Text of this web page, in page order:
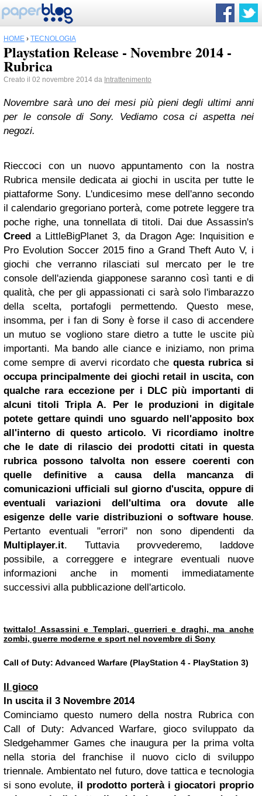
HOME › TECNOLOGIA
Playstation Release - Novembre 2014 -
Rubrica
Creato il 02 novembre 2014 da Intrattenimento
Novembre sarà uno dei mesi più pieni degli ultimi anni
per le console di Sony. Vediamo cosa ci aspetta nei
negozi.
Rieccoci con un nuovo appuntamento con la nostra
Rubrica mensile dedicata ai giochi in uscita per tutte le
piattaforme Sony. L'undicesimo mese dell'anno secondo
il calendario gregoriano porterà, come potrete leggere tra
poche righe, una tonnellata di titoli. Dai due Assassin's
Creed a LittleBigPlanet 3, da Dragon Age: Inquisition e
Pro Evolution Soccer 2015 fino a Grand Theft Auto V, i
giochi che verranno rilasciati sul mercato per le tre
console dell'azienda giapponese saranno così tanti e di
qualità, che per gli appassionati ci sarà solo l'imbarazzo
della scelta, portafogli permettendo. Questo mese,
insomma, per i fan di Sony è forse il caso di accendere
un mutuo se vogliono stare dietro a tutte le uscite più
importanti. Ma bando alle ciance e iniziamo, non prima
come sempre di avervi ricordato chequesta rubrica si
occupa principalmente dei giochi retail in uscita, con
qualche rara eccezione per i DLC più importanti di
alcuni titoli Tripla A. Per le produzioni in digitale
potete gettare quindi uno sguardo nell'apposito box
all'interno di questo articolo. Vi ricordiamo inoltre
che le date di rilascio dei prodotti citati in questa
rubrica possono talvolta non essere coerenti con
quelle definitive a causa della mancanza di
comunicazioni ufficiali sul giorno d'uscita, oppure di
eventuali variazioni dell'ultima ora dovute alle
esigenze delle varie distribuzioni o software house.
Pertanto eventuali "errori" non sono dipendenti da
Multiplayer.it. Tuttavia provvederemo, laddove
possibile, a correggere e integrare eventuali nuove
informazioni anche in momenti immediatamente
successivi alla pubblicazione dell'articolo.
twittalo! Assassini e Templari, guerrieri e draghi, ma anche
zombi, guerre moderne e sport nel novembre di Sony
Call of Duty: Advanced Warfare (PlayStation 4 - PlayStation 3)
Il gioco
In uscita il 3 Novembre 2014
Cominciamo questo numero della nostra Rubrica con
Call of Duty: Advanced Warfare, gioco sviluppato da
Sledgehammer Games che inaugura per la prima volta
nella storia del franchise il nuovo ciclo di sviluppo
triennale. Ambientato nel futuro, dove tattica e tecnologia
si sono evolute, il prodotto porterà i giocatori proprio